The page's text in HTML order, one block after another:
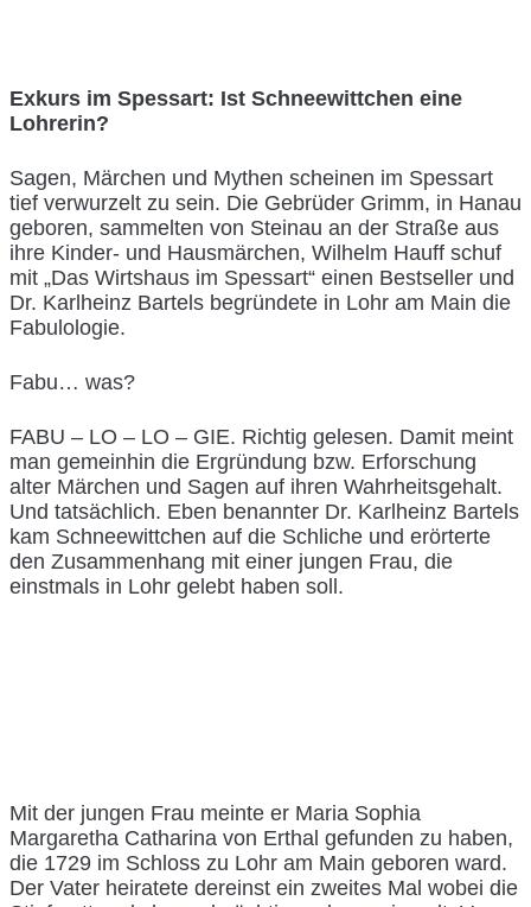
Exkurs im Spessart: Ist Schneewittchen eine
Lohrerin?
Sagen, Märchen und Mythen scheinen im Spessart
tief verwurzelt zu sein. Die Gebrüder Grimm, in Hanau
geboren, sammelten von Steinau an der Straße aus
ihre Kinder- und Hausmärchen, Wilhelm Hauff schuf
mit „Das Wirtshaus im Spessart“ einen Bestseller und
Dr. Karlheinz Bartels begründete in Lohr am Main die
Fabulologie.
Fabu… was?
FABU – LO – LO – GIE. Richtig gelesen. Damit meint
man gemeinhin die Ergründung bzw. Erforschung
alter Märchen und Sagen auf ihren Wahrheitsgehalt.
Und tatsächlich. Eben benannter Dr. Karlheinz Bartels
kam Schneewittchen auf die Schliche und erörterte
den Zusammenhang mit einer jungen Frau, die
einstmals in Lohr gelebt haben soll.
Mit der jungen Frau meinte er Maria Sophia
Margaretha Catharina von Erthal gefunden zu haben,
die 1729 im Schloss zu Lohr am Main geboren ward.
Der Vater heiratete dereinst ein zweites Mal wobei die